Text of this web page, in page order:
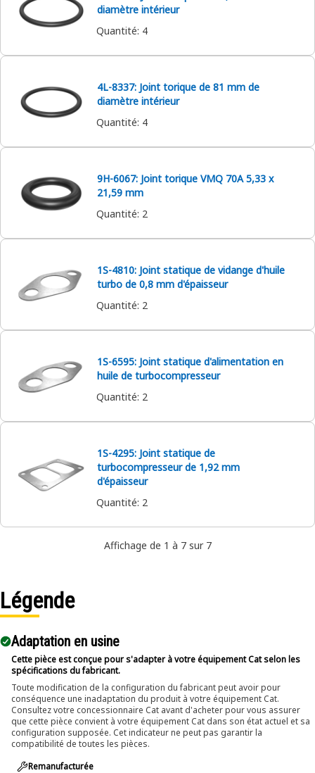
diamètre intérieur
Quantité: 4
4L-8337: Joint torique de 81 mm de
diamètre intérieur
Quantité: 4
9H-6067: Joint torique VMQ 70A 5,33 x
21,59 mm
Quantité: 2
1S-4810: Joint statique de vidange d'huile
turbo de 0,8 mm d'épaisseur
Quantité: 2
1S-6595: Joint statique d'alimentation en
huile de turbocompresseur
Quantité: 2
1S-4295: Joint statique de
turbocompresseur de 1,92 mm
d'épaisseur
Quantité: 2
Affichage de 1 à 7 sur 7
Légende
Adaptation en usine
Cette pièce est conçue pour s'adapter à votre équipement Cat selon les
spécifications du fabricant.
Toute modification de la configuration du fabricant peut avoir pour
conséquence une inadaptation du produit à votre équipement Cat.
Consultez votre concessionnaire Cat avant d'acheter pour vous assurer
que cette pièce convient à votre équipement Cat dans son état actuel et sa
configuration supposée. Cet indicateur ne peut pas garantir la
compatibilité de toutes les pièces.
Remanufacturée